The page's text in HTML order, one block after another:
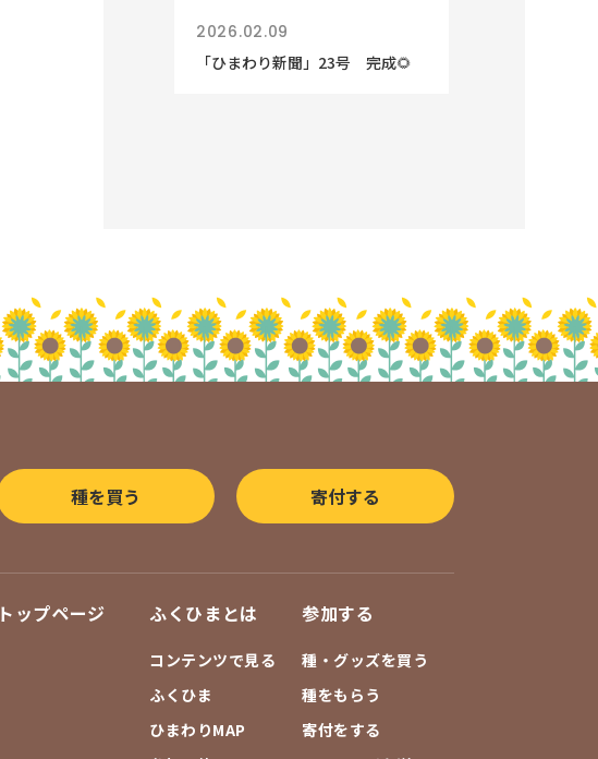
2026.02.09
「ひまわり新聞」23号 完成🌻
種を買う 寄付する
トップページ ふくひまとは
コンテンツで見る
ふくひま
ひまわりMAP
参加する
種・グッズを買う
種をもらう
寄付をする